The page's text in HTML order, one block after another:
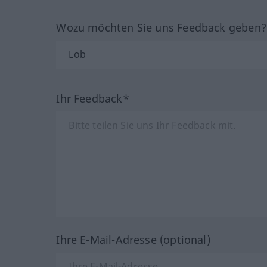
Wozu möchten Sie uns Feedback
Ihr Feedback*
Ihre E-Mail-Adresse (optional)